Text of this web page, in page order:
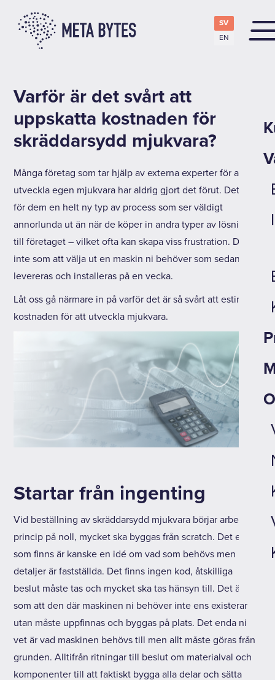
SV
EN
Varför är det svårt att
uppskatta kostnaden för
skräddarsydd mjukvara?
Många företag som tar hjälp av externa experter för att
utveckla egen mjukvara har aldrig gjort det förut. Det är
för dem en helt ny typ av process som ser väldigt
annorlunda ut än när de köper in andra typer av lösningar
till företaget – vilket ofta kan skapa viss frustration. Det är
inte som att välja ut en maskin ni behöver som sedan
levereras och installeras på en vecka.
Låt oss gå närmare in på varför det är så svårt att estimera
kostnaden för att utveckla mjukvara.
Startar från ingenting
Vid beställning av skräddarsydd mjukvara börjar arbetet i
princip på noll, mycket ska byggas från scratch. Det enda
som finns är kanske en idé om vad som behövs men inga
detaljer är fastställda. Det finns ingen kod, åtskilliga
beslut måste tas och mycket ska tas hänsyn till. Det är lite
som att den där maskinen ni behöver inte ens existerar
utan måste uppfinnas och byggas på plats. Det enda ni
vet är vad maskinen behövs till men allt måste göras från
grunden. Alltifrån ritningar till beslut om materialval och
komponenter till att faktiskt bygga alla delar och sätta